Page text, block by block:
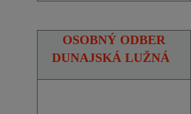
OSOBNÝ ODBER
DUNAJSKÁ LUŽNÁ